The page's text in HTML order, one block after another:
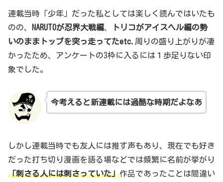
連載当時「少年」だった私としては楽しく読んではいたも
のの、
NARUTOが忍界大戦編、
トリコがアイスヘル編の勢
いのままトップを突っ走ってたetc. 周りの盛り上がりが凄
かったため、アンケートの3枠に入るには１歩足りない印
象でした。
今考えると新連載には過酷な時期だよなあ
しかし連載当時でも友人には推す声もあり、現在でも好き
だった打ち切り漫画を語る場などでは頻繁に名前が挙がり
「刺さる人には刺さっていた」作品であったことは間違い